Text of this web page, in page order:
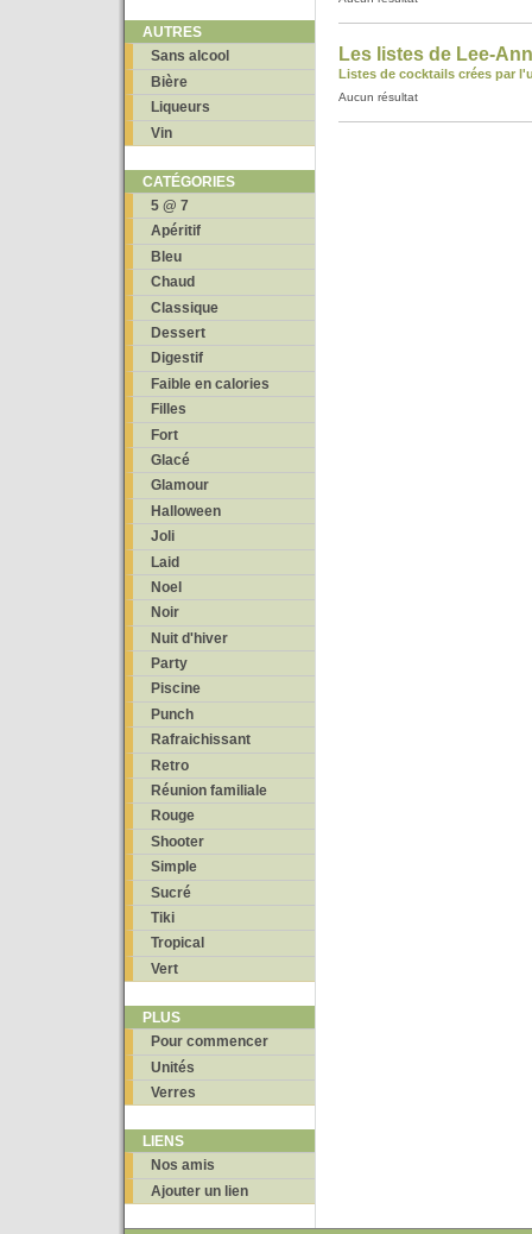
AUTRES
Sans alcool
Bière
Liqueurs
Vin
CATÉGORIES
5 @ 7
Apéritif
Bleu
Chaud
Classique
Dessert
Digestif
Faible en calories
Filles
Fort
Glacé
Glamour
Halloween
Joli
Laid
Noel
Noir
Nuit d'hiver
Party
Piscine
Punch
Rafraichissant
Retro
Réunion familiale
Rouge
Shooter
Simple
Sucré
Tiki
Tropical
Vert
PLUS
Pour commencer
Unités
Verres
LIENS
Nos amis
Ajouter un lien
Les listes de Lee-
Listes de cocktails crées par
Aucun résultat